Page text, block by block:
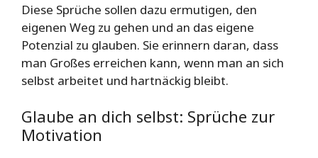
Diese Sprüche sollen dazu ermutigen, den
eigenen Weg zu gehen und an das eigene
Potenzial zu glauben. Sie erinnern daran, dass
man Großes erreichen kann, wenn man an sich
selbst arbeitet und hartnäckig bleibt.
Glaube an dich selbst: Sprüche zur
Motivation